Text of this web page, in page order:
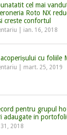
cel mai
Roto NX
creste confortul
ian. 16, 2018
cu foliile
mart. 25, 2019
pentru grupul
adaugate in
2018